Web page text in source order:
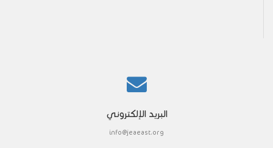
البريد الإلكتروني
info@jeaeast.org